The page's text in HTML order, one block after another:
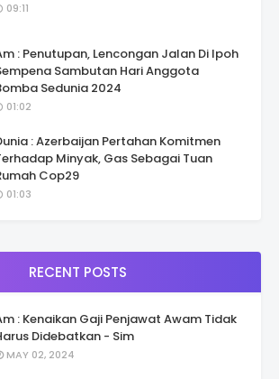
09:11
: Penutupan, Lencongan Jalan Di Ipoh
Sambutan Hari Anggota
Sedunia 2024
01:02
: Azerbaijan Pertahan Komitmen
Minyak, Gas Sebagai Tuan
Cop29
01:03
RECENT POSTS
: Kenaikan Gaji Penjawat Awam Tidak
Didebatkan - Sim
MAY 02, 2024